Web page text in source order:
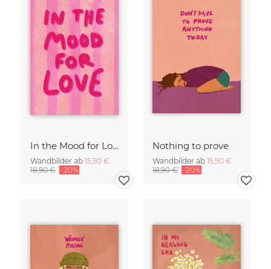
In the Mood for Love - Handlettering
Wandbilder ab 15,90 €
18,90 € -20%
Nothing to prove
Wandbilder ab 15,90 €
18,90 € -20%